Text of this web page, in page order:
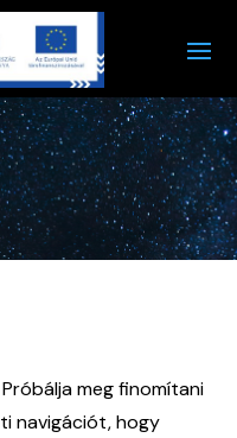
meg finomítani
navigációt, hogy